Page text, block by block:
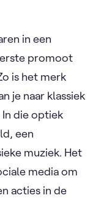
in een
promoot
is het merk
je naar klassiek
In die optiek
een
muziek. Het
media om
acties in de